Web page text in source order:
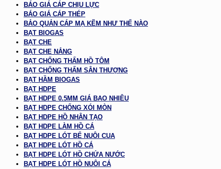
BÁO GIÁ CÁP CHỊU LỰC
BÁO GIÁ CÁP THÉP
BẢO QUẢN CÁP MẠ KẼM NHƯ THẾ NÀO
BẠT BIOGAS
BẠT CHE
BẠT CHE NẮNG
BẠT CHỐNG THẤM HỒ TÔM
BẠT CHỐNG THẤM SÂN THƯỢNG
BẠT HẦM BIOGAS
BẠT HDPE
BẠT HDPE 0.5MM GIÁ BAO NHIÊU
BẠT HDPE CHỐNG XÓI MÒN
BẠT HDPE HỒ NHÂN TẠO
BẠT HDPE LÀM HỒ CÁ
BẠT HDPE LÓT BỂ NUÔI CUA
BẠT HDPE LÓT HỒ CÁ
BẠT HDPE LÓT HỒ CHỨA NƯỚC
BẠT HDPE LÓT HỒ NUÔI CÁ